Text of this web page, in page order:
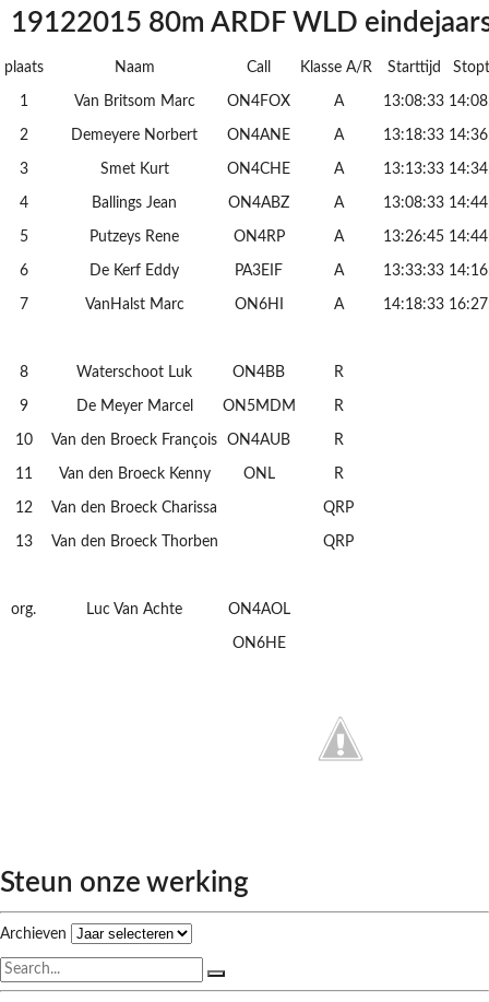
19122015 80m ARDF WLD
plaats Naam Call Klasse A/R Starttijd
1 Van Britsom Marc ON4FOX A 13:08:33
2 Demeyere Norbert ON4ANE A 13:18:33
3 Smet Kurt ON4CHE A 13:13:33
4 Ballings Jean ON4ABZ A 13:08:33
5 Putzeys Rene ON4RP A 13:26:45
6 De Kerf Eddy PA3EIF A 13:33:33
7 VanHalst Marc ON6HI A 14:18:33
8 Waterschoot Luk ON4BB R
9 De Meyer Marcel ON5MDM R
10 Van den Broeck François ON4AUB R
11 Van den Broeck Kenny ONL R
12 Van den Broeck Charissa QRP
13 Van den Broeck Thorben QRP
org. Luc Van Achte ON4AOL
ON6HE
Steun onze werking
Archieven